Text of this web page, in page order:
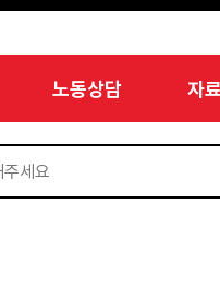
노동상담 자료